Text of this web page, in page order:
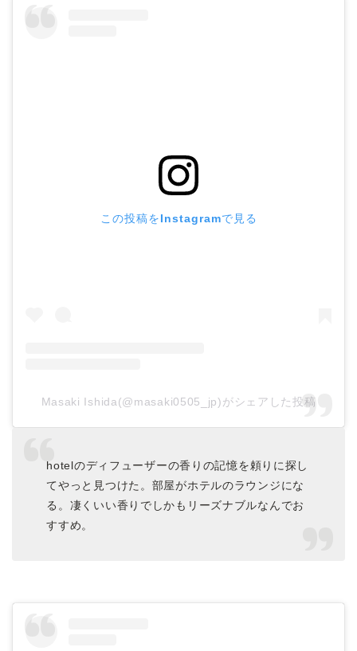
この投稿をInstagramで見る
Masaki Ishida(@masaki0505_jp)がシェアした投稿
hotelのディフューザーの香りの記憶を頼りに探し
てやっと見つけた。部屋がホテルのラウンジにな
る。凄くいい香りでしかもリーズナブルなんでお
すすめ。